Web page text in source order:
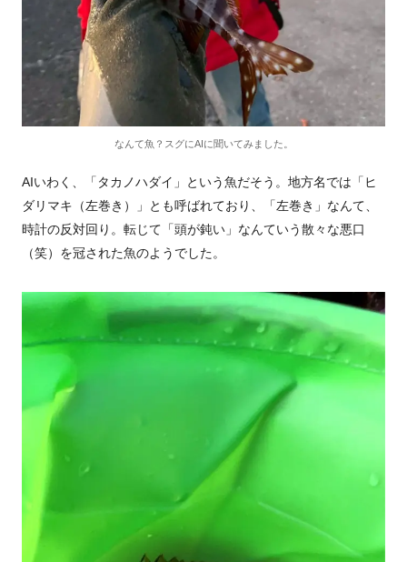
なんて魚？スグにAIに聞いてみました。
AIいわく、「タカノハダイ」という魚だそう。地方名では「ヒ
ダリマキ（左巻き）」とも呼ばれており、「左巻き」なんて、
時計の反対回り。転じて「頭が鈍い」なんていう散々な悪口
（笑）を冠された魚のようでした。